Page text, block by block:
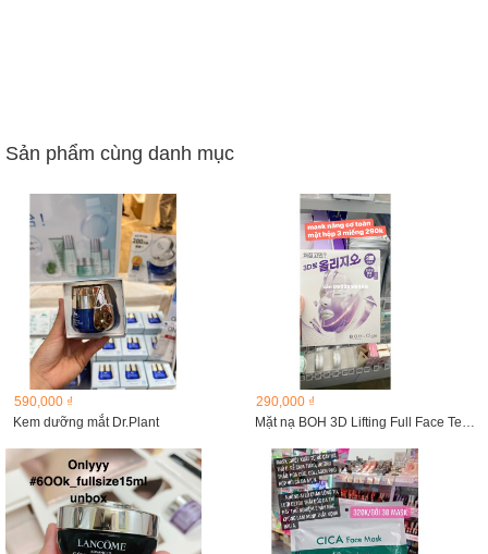
Sản phẩm cùng danh mục
590,000 ₫
Kem dưỡng mắt Dr.Plant
290,000 ₫
Mặt nạ BOH 3D Lifting Full Face Tension Gel Mask 3 miếng...